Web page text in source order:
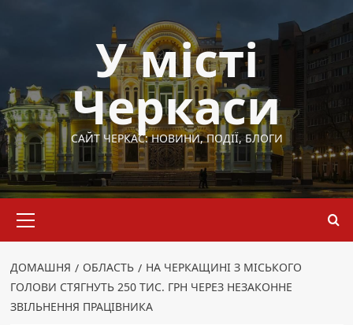
У місті
Черкаси
САЙТ ЧЕРКАС: НОВИНИ, ПОДІЇ, БЛОГИ
меню
ДОМАШНЯ ОБЛАСТЬ
НА ЧЕРКАЩИНІ З МІСЬКОГО
ГОЛОВИ СТЯГНУТЬ 250 ТИС. ГРН ЧЕРЕЗ НЕЗАКОННЕ
ЗВІЛЬНЕННЯ ПРАЦІВНИКА